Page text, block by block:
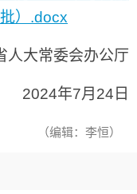
）.docx
人大常委会办公厅
2024年7月24日
（编辑：李恒）